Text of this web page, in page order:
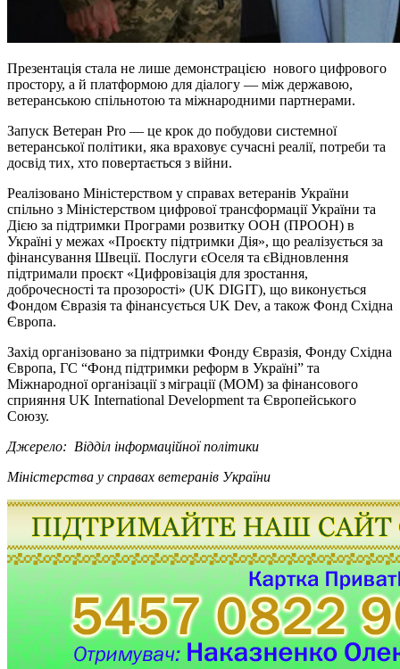
Презентація стала не лише демонстрацією нового цифрового
простору, а й платформою для діалогу — між державою,
ветеранською спільнотою та міжнародними партнерами.
Запуск Ветеран Pro — це крок до побудови системної
ветеранської політики, яка враховує сучасні реалії, потреби та
досвід тих, хто повертається з війни.
Реалізовано Міністерством у справах ветеранів України
спільно з Міністерством цифрової трансформації України та
Дією за підтримки Програми розвитку ООН (ПРООН) в
Україні у межах «Проєкту підтримки Дія», що реалізується за
фінансування Швеції. Послуги єОселя та єВідновлення
підтримали проєкт «Цифровізація для зростання,
доброчесності та прозорості» (UK DIGIT), що виконується
Фондом Євразія та фінансується UK Dev, а також Фонд Східна
Європа.
Захід організовано за підтримки Фонду Євразія, Фонду Східна
Європа, ГС “Фонд підтримки реформ в Україні” та
Міжнародної організації з міграції (МОМ) за фінансового
сприяння UK International Development та Європейського
Союзу.
Джерело: Відділ інформаційної політики
Міністерства у справах ветеранів України